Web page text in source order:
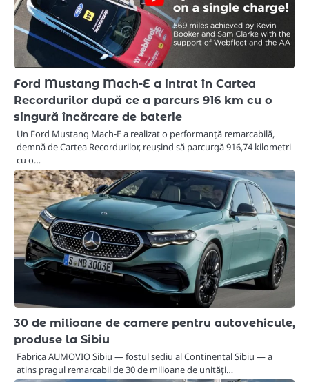
Ford Mustang Mach-E a intrat în Cartea
Recordurilor după ce a parcurs 916 km cu o
singură încărcare de baterie
Un Ford Mustang Mach-E a realizat o performanță remarcabilă,
demnă de Cartea Recordurilor, reușind să parcurgă 916,74 kilometri
cu o…
30 de milioane de camere pentru autovehicule,
produse la Sibiu
Fabrica AUMOVIO Sibiu — fostul sediu al Continental Sibiu — a
atins pragul remarcabil de 30 de milioane de unităţi…